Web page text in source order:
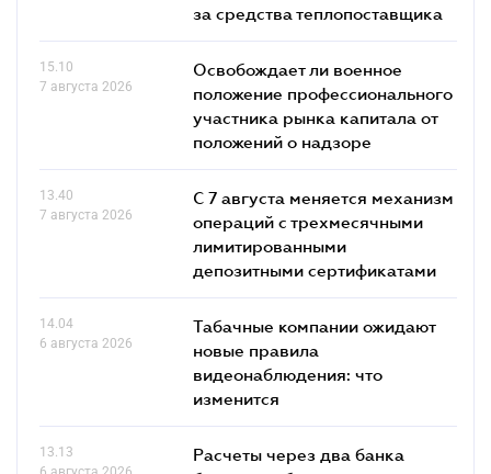
за средства теплопоставщика
15.10
7 августа 2026
Освобождает ли военное
положение профессионального
участника рынка капитала от
положений о надзоре
13.40
7 августа 2026
С 7 августа меняется механизм
операций с трехмесячными
лимитированными
депозитными сертификатами
14.04
6 августа 2026
Табачные компании ожидают
новые правила
видеонаблюдения: что
изменится
13.13
Расчеты через два банка